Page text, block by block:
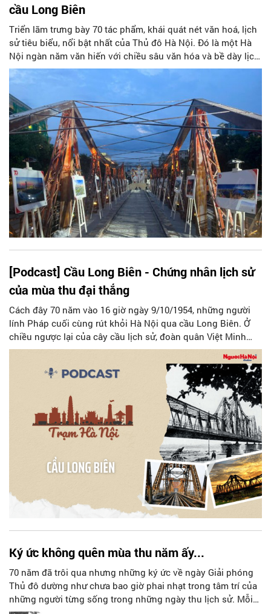
cầu Long Biên
Triển lãm trưng bày 70 tác phẩm, khái quát nét văn hoá, lịch
sử tiêu biểu, nổi bật nhất của Thủ đô Hà Nội. Đó là một Hà
Nội ngàn năm văn hiến với chiều sâu văn hóa và bề dày lịch
sử, với hệ thống di sản văn hóa vật thể và phi vật thể đa
dạng, phong phú và đặc sắc được bồi đắp qua hàng nghìn
năm lịch sử.
[Podcast] Cầu Long Biên - Chứng nhân lịch sử
của mùa thu đại thắng
Cách đây 70 năm vào 16 giờ ngày 9/10/1954, những người
lính Pháp cuối cùng rút khỏi Hà Nội qua cầu Long Biên. Ở
chiều ngược lại của cây cầu lịch sử, đoàn quân Việt Minh
hùng dũng tiến vào tiếp quản Thủ đô. Hơn một thế kỷ tồn
tại, cầu Long Biên như một chứng nhân lịch sử chứng kiến
biết bao thăng trầm của Hà Nội, trở thành biểu tượng văn
Ký ức không quên mùa thu năm ấy...
70 năm đã trôi qua nhưng những ký ức về ngày Giải phóng
Thủ đô dường như chưa bao giờ phai nhạt trong tâm trí của
những người từng sống trong những ngày thu lịch sử. Mỗi